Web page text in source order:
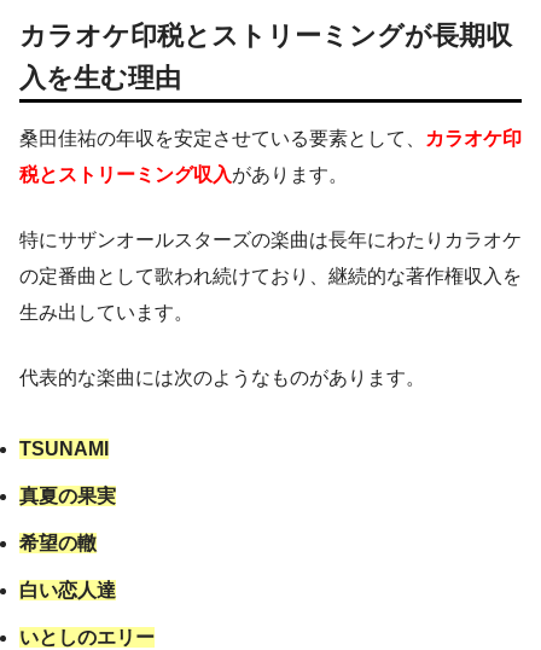
カラオケ印税とストリーミングが長期収
入を生む理由
桑田佳祐の年収を安定させている要素として、 カラオケ印
税とストリーミング収入があります。
特にサザンオールスターズの楽曲は長年にわたりカラオケ
の定番曲として歌われ続けており、継続的な著作権収入を
生み出しています。
代表的な楽曲には次のようなものがあります。
TSUNAMI
真夏の果実
希望の轍
白い恋人達
いとしのエリー